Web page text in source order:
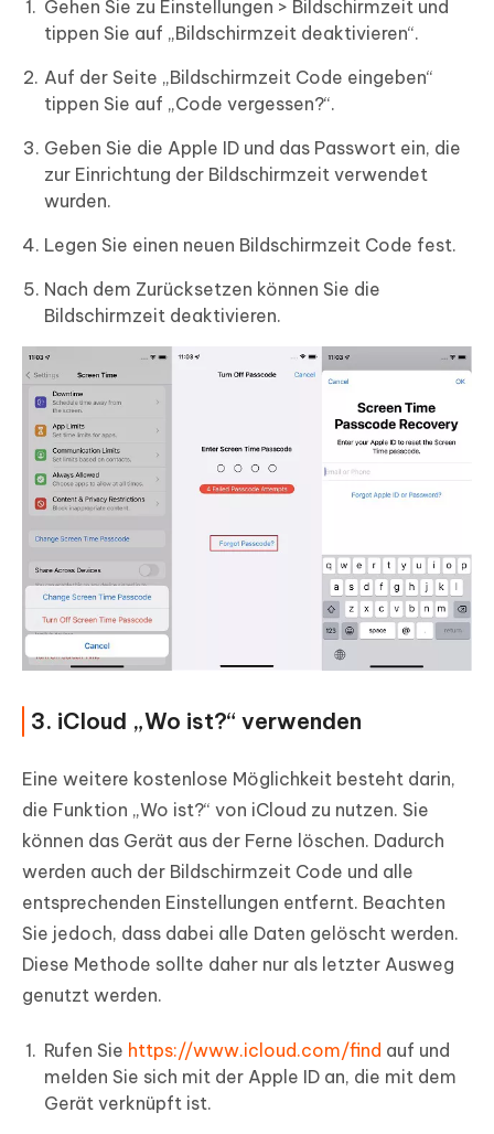
Gehen Sie zu Einstellungen > Bildschirmzeit und
tippen Sie auf „Bildschirmzeit deaktivieren“.
Auf der Seite „Bildschirmzeit Code eingeben“
tippen Sie auf „Code vergessen?“.
Geben Sie die Apple ID und das Passwort ein, die
zur Einrichtung der Bildschirmzeit verwendet
wurden.
Legen Sie einen neuen Bildschirmzeit Code fest.
Nach dem Zurücksetzen können Sie die
Bildschirmzeit deaktivieren.
3. iCloud „Wo ist?“ verwenden
Eine weitere kostenlose Möglichkeit besteht darin,
die Funktion „Wo ist?“ von iCloud zu nutzen. Sie
können das Gerät aus der Ferne löschen. Dadurch
werden auch der Bildschirmzeit Code und alle
entsprechenden Einstellungen entfernt. Beachten
Sie jedoch, dass dabei alle Daten gelöscht werden.
Diese Methode sollte daher nur als letzter Ausweg
genutzt werden.
Rufen Sie https://www.icloud.com/find auf und
melden Sie sich mit der Apple ID an, die mit dem
Gerät verknüpft ist.